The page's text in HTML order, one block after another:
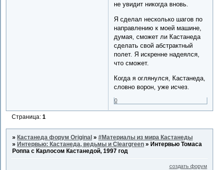
не увидит никогда вновь.
Я сделал несколько шагов по
направлению к моей машине,
думая, сможет ли Кастанеда
сделать свой абстрактный
полет. Я искренне надеялся,
что сможет.
Когда я оглянулся, Кастанеда,
словно ворон, уже исчез.
0
Страница:1
»Кастанеда форум Original »#Материалы из мира Кастанеды
»Интервью: Кастанеда, ведьмы и Cleargreen »Интервью Томаса
Роппа с Карлосом Кастанедой, 1997 год
создать форум